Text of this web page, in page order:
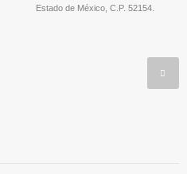
Estado de México, C.P. 52154.